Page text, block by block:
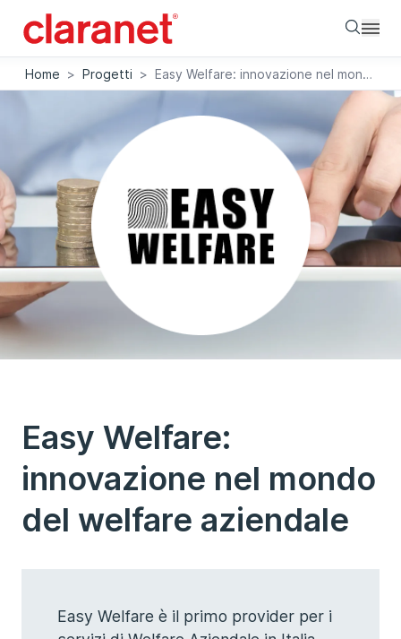
Home > Progetti > Easy Welfare: innovazione nel mondo del welfare aziendale
Easy Welfare:
innovazione nel mondo
del welfare aziendale
Easy Welfare è il primo provider per i